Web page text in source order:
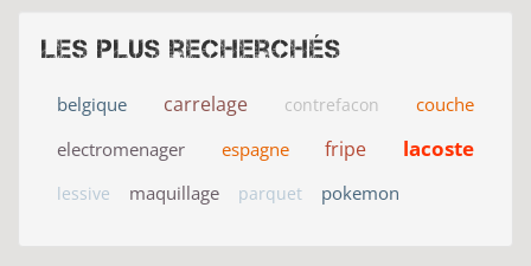
Les plus recherchés
belgique carrelage contrefacon
couche
electromenager
espagne fripe lacoste
lessive maquillage parquet pokemon